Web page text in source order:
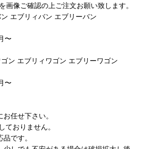
画像ご確認の上ご注文お願い致します。
エブリィバン エブリーバン
〜
ン エブリィワゴン エブリーワゴン
〜
任せ下さい。
ておりません。
です。